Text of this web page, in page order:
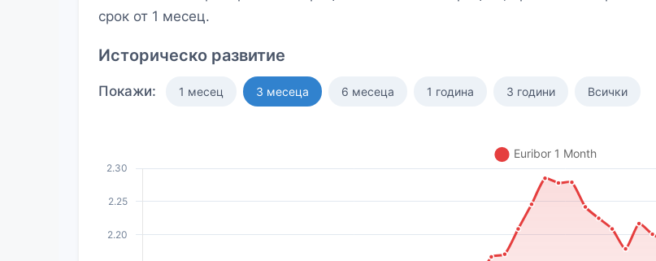
срок от 1 месец.
Историческо развитие
Покажи: 1 месец 3 месеца 6 месеца 1 година 3 години Всички